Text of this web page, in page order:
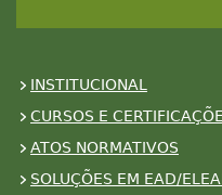
INSTITUCIONAL
CURSOS E
ATOS NORMATIVOS
SOLUÇÕES EM EAD/